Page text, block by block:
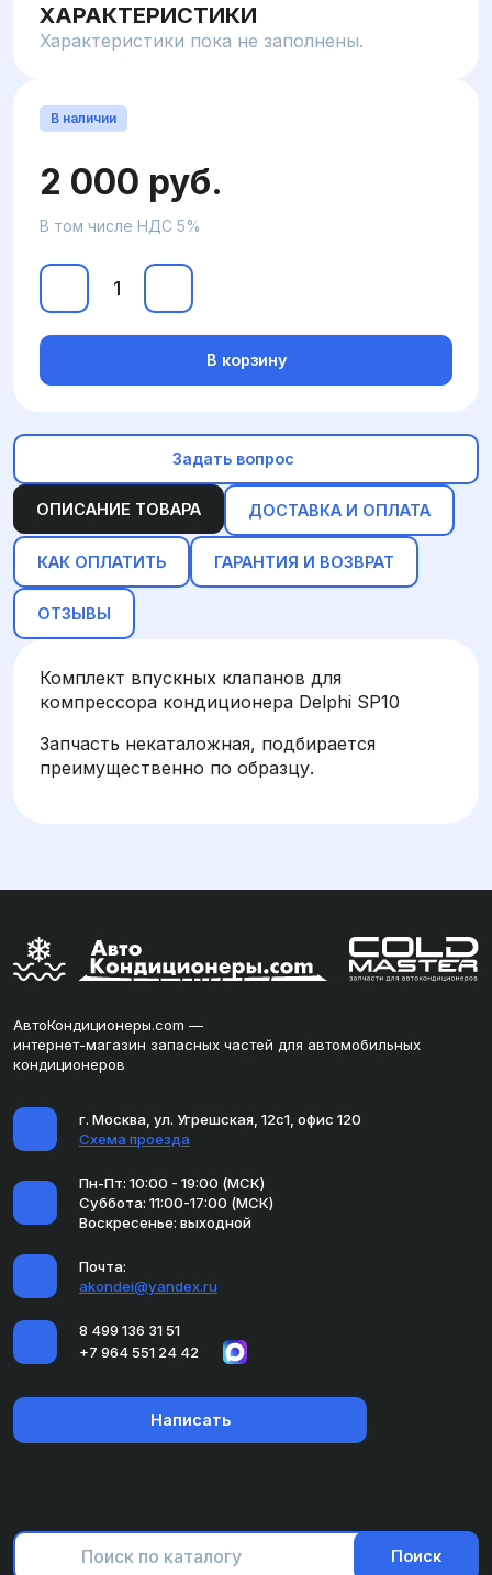
ХАРАКТЕРИСТИКИ
Характеристики пока не заполнены.
ОПИСАНИЕ ТОВАРА ДОСТАВКА И ОПЛАТА
КАК ОПЛАТИТЬ ГАРАНТИЯ И ВОЗВРАТ
ОТЗЫВЫ
Комплект впускных клапанов для
компрессора кондиционера Delphi SP10
Запчасть некаталожная, подбирается
преимущественно по образцу.
В наличии
2 000 руб.
В том числе НДС 5%
В корзину
Задать вопрос
АвтоКондиционеры.com —
интернет-магазин запасных частей для автомобильных
кондиционеров
г. Москва, ул. Угрешская, 12с1, офис 120
Схема проезда
Пн-Пт: 10:00 - 19:00 (МСК)
Суббота: 11:00-17:00 (МСК)
Воскресенье: выходной
Почта:
akondei@yandex.ru
8 499 136 31 51
+7 964 551 24 42
Написать
Поиск